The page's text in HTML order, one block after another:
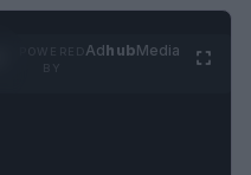
AdhubMedia